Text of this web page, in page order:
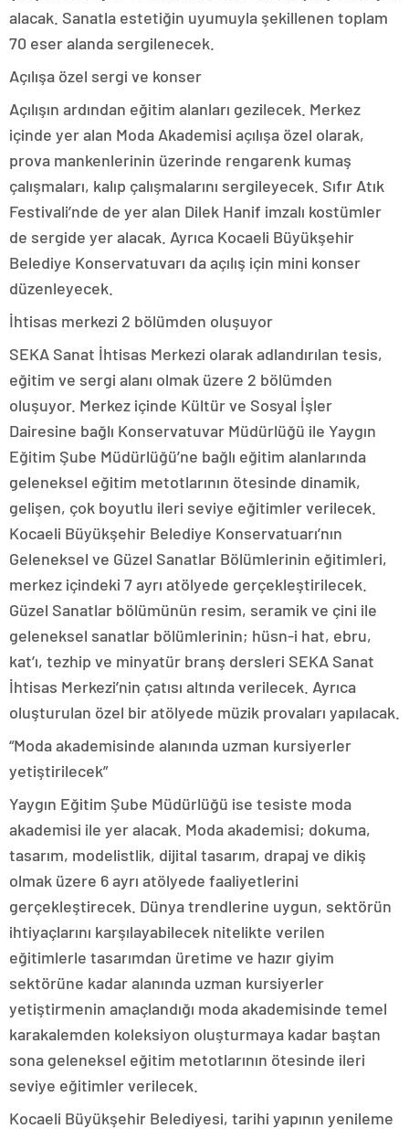
alacak. Sanatla estetiğin uyumuyla şekillenen toplam
70 eser alanda sergilenecek.
Açılışa özel sergi ve konser
Açılışın ardından eğitim alanları gezilecek. Merkez
içinde yer alan Moda Akademisi açılışa özel olarak,
prova mankenlerinin üzerinde rengarenk kumaş
çalışmaları, kalıp çalışmalarını sergileyecek. Sıfır Atık
Festivali’nde de yer alan Dilek Hanif imzalı kostümler
de sergide yer alacak. Ayrıca Kocaeli Büyükşehir
Belediye Konservatuvarı da açılış için mini konser
düzenleyecek.
İhtisas merkezi 2 bölümden oluşuyor
SEKA Sanat İhtisas Merkezi olarak adlandırılan tesis,
eğitim ve sergi alanı olmak üzere 2 bölümden
oluşuyor. Merkez içinde Kültür ve Sosyal İşler
Dairesine bağlı Konservatuvar Müdürlüğü ile Yaygın
Eğitim Şube Müdürlüğü’ne bağlı eğitim alanlarında
geleneksel eğitim metotlarının ötesinde dinamik,
gelişen, çok boyutlu ileri seviye eğitimler verilecek.
Kocaeli Büyükşehir Belediye Konservatuarı’nın
Geleneksel ve Güzel Sanatlar Bölümlerinin eğitimleri,
merkez içindeki 7 ayrı atölyede gerçekleştirilecek.
Güzel Sanatlar bölümünün resim, seramik ve çini ile
geleneksel sanatlar bölümlerinin; hüsn-i hat, ebru,
kat’ı, tezhip ve minyatür branş dersleri SEKA Sanat
İhtisas Merkezi’nin çatısı altında verilecek. Ayrıca
oluşturulan özel bir atölyede müzik provaları yapılacak.
“Moda akademisinde alanında uzman kursiyerler
yetiştirilecek”
Yaygın Eğitim Şube Müdürlüğü ise tesiste moda
akademisi ile yer alacak. Moda akademisi; dokuma,
tasarım, modelistlik, dijital tasarım, drapaj ve dikiş
olmak üzere 6 ayrı atölyede faaliyetlerini
gerçekleştirecek. Dünya trendlerine uygun, sektörün
ihtiyaçlarını karşılayabilecek nitelikte verilen
eğitimlerle tasarımdan üretime ve hazır giyim
sektörüne kadar alanında uzman kursiyerler
yetiştirmenin amaçlandığı moda akademisinde temel
karakalemden koleksiyon oluşturmaya kadar baştan
sona geleneksel eğitim metotlarının ötesinde ileri
seviye eğitimler verilecek.
Kocaeli Büyükşehir Belediyesi, tarihi yapının yenileme